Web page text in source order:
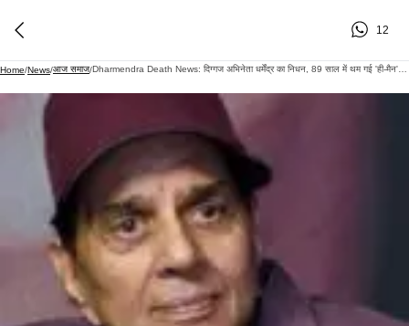
12
Home/News/आज समाज/